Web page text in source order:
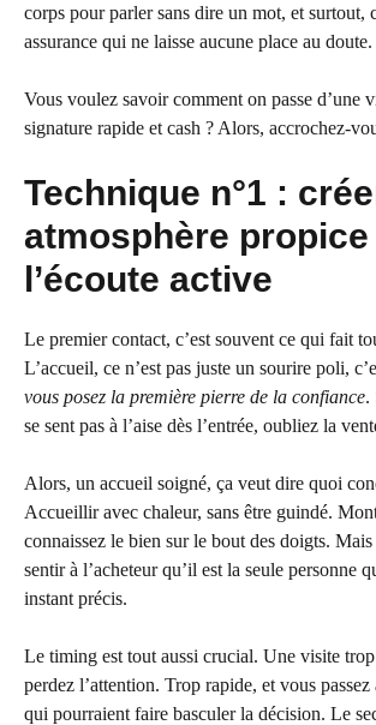
corps pour parler sans dire un mot, et surtout,
assurance qui ne laisse aucune place au doute.
Vous voulez savoir comment on passe d’une
signature rapide et cash ? Alors, accrochez-
Technique n°1 :
atmosphère propice
l’écoute active
Le premier contact, c’est souvent ce qui fait
L’accueil, ce n’est pas juste un sourire poli,
vous posez la première pierre de la confiance.
se sent pas à l’aise dès l’entrée, oubliez la
Alors, un accueil soigné, ça veut dire quoi
Accueillir avec chaleur, sans être guindé.
connaissez le bien sur le bout des doigts.
sentir à l’acheteur qu’il est la seule personne
instant précis.
Le timing est tout aussi crucial. Une visite
perdez l’attention. Trop rapide, et vous passez
qui pourraient faire basculer la décision. Le